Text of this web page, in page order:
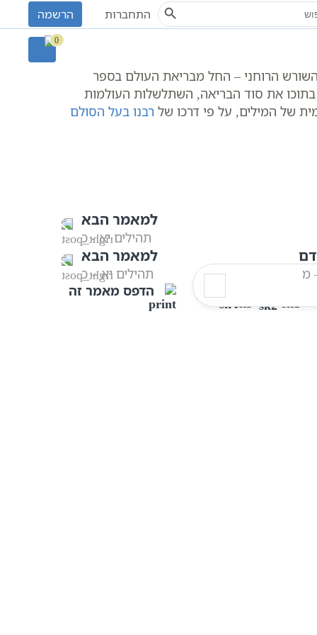
התחברות הרשמה
0
הרוחני – החל מבריאת העולם בספר
בתוכו את סוד הבריאה, השתלשלות העולמות
של המילים, על פי דרכו של רבנו בעל הסולם
למאמר הבא
תהילים יא - כ
מ
למאמר הבא
תהילים יא – כ
הדפס מאמר זה